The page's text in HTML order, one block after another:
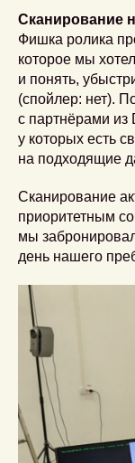
Сканирование
Фишка ролика
которое мы
и понять,
(спойлер: нет).
с партнёрами из
у которых есть
на подходящие
Сканирование
приоритетным
мы
день нашего